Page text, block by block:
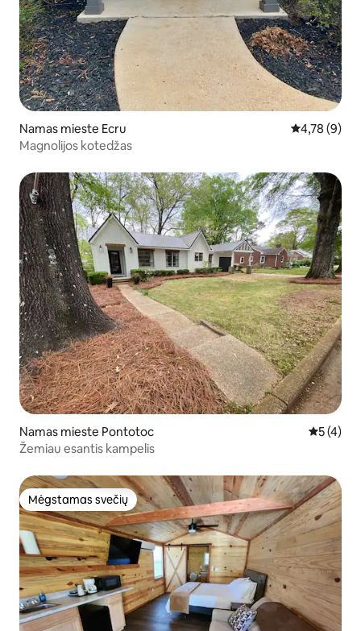
Namas mieste Ecru Vidutinis
4,78 (9)
Magnolijos kotedžas
Namas mieste Pontotoc Vidutinis
5 (4)
Žemiau esantis kampelis
Mėgstamas svečių
Mėgstamas svečių